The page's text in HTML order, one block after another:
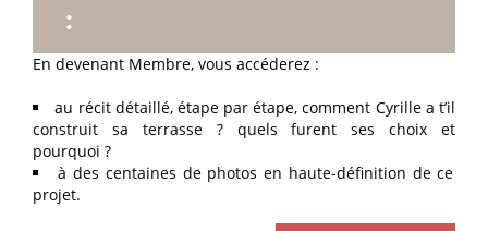
:
En devenant Membre, vous accéderez :
au récit détaillé, étape par étape, comment Cyrille a t’il
construit sa terrasse ? quels furent ses choix et
pourquoi ?
à des centaines de photos en haute-définition de ce
projet.